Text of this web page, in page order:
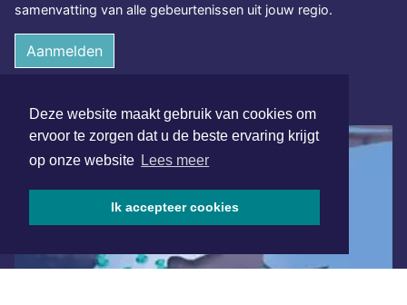
Deze website maakt gebruik van cookies om
ervoor te zorgen dat u de beste ervaring krijgt
op onze website Lees meer
Ik accepteer cookies
samenvatting van alle gebeurtenissen uit jouw regio.
Aanmelden